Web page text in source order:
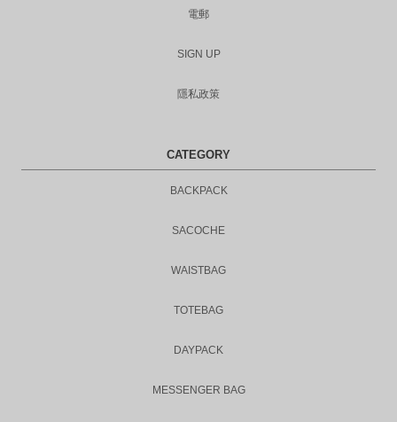
電郵
SIGN UP
隱私政策
CATEGORY
BACKPACK
SACOCHE
WAISTBAG
TOTEBAG
DAYPACK
MESSENGER BAG